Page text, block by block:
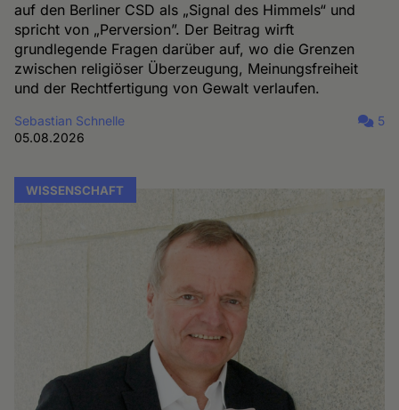
auf den Berliner CSD als „Signal des Himmels“ und
spricht von „Perversion”. Der Beitrag wirft
grundlegende Fragen darüber auf, wo die Grenzen
zwischen religiöser Überzeugung, Meinungsfreiheit
und der Rechtfertigung von Gewalt verlaufen.
Sebastian Schnelle
05.08.2026
5
WISSENSCHAFT